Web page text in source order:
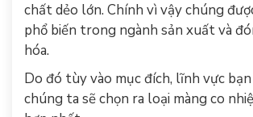
chất dẻo lớn. Chính vì vậy chúng
phổ biến trong ngành sản xuất và
hóa.
Do đó tùy vào mục đích, lĩnh vực
chúng ta sẽ chọn ra loại màng co